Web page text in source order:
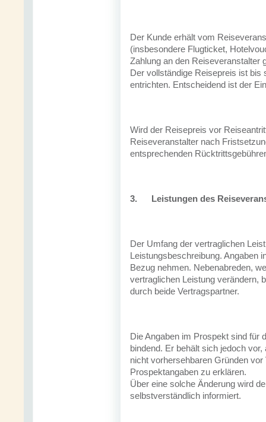
Der Kunde erhält vom
(insbesondere Flugticket,
Zahlung an den Reiseveranstalter
Der vollständige Reisepreis ist bis
entrichten. Entscheidend ist der
Wird der Reisepreis vor
Reiseveranstalter nach
entsprechenden
3. Leistungen des
Der Umfang der vertraglichen
Leistungsbeschreibung. Angaben
Bezug nehmen. Nebenabreden,
vertraglichen Leistung verändern,
durch beide Vertragspartner.
Die Angaben im Prospekt sind für
bindend. Er behält sich jedoch
nicht vorhersehbaren Gründen
Prospektangaben zu erklären.
Über eine solche Änderung wird
selbstverständlich informiert.